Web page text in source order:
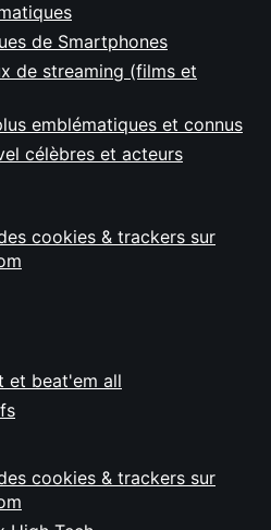
de Smartphones
de streaming (films et
emblématiques et connus
célèbres et acteurs
cookies & trackers sur
et beat'em all
cookies & trackers sur